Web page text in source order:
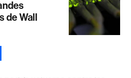
de Wall